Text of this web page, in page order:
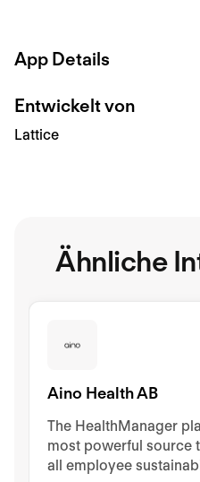
App Details
Entwickelt von
Lattice
Ähnliche
Aino Health AB
The HealthManager
most powerful source
all employee